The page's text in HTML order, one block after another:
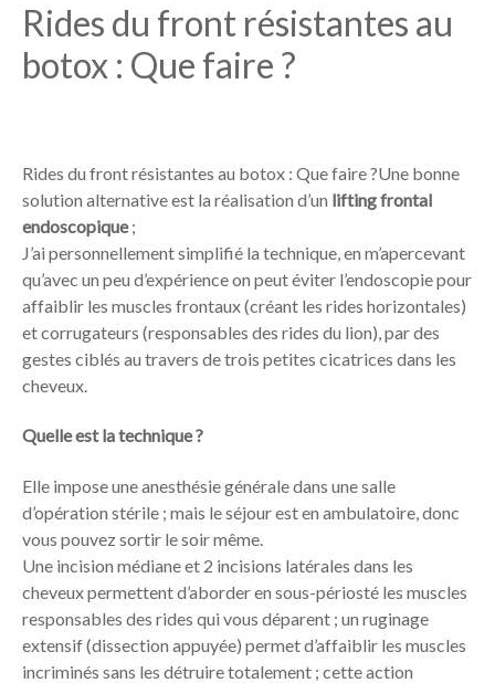
Rides du front résistantes au
botox : Que faire ?
Rides du front résistantes au botox : Que faire ?Une bonne
solution alternative est la réalisation d’un lifting frontal
endoscopique;
J’ai personnellement simplifié la technique, en m’apercevant
qu’avec un peu d’expérience on peut éviter l’endoscopie pour
affaiblir les muscles frontaux (créant les rides horizontales)
et corrugateurs (responsables des rides du lion), par des
gestes ciblés au travers de trois petites cicatrices dans les
cheveux.
Quelle est la technique ?
Elle impose une anesthésie générale dans une salle
d’opération stérile ; mais le séjour est en ambulatoire, donc
vous pouvez sortir le soir même.
Une incision médiane et 2 incisions latérales dans les
cheveux permettent d’aborder en sous-périosté les muscles
responsables des rides qui vous déparent ; un ruginage
extensif (dissection appuyée) permet d’affaiblir les muscles
incriminés sans les détruire totalement ; cette action